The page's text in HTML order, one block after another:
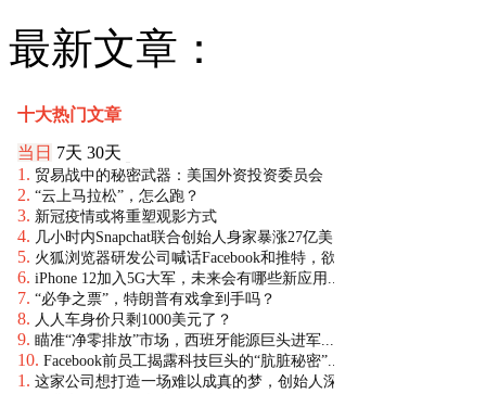
最新文章：